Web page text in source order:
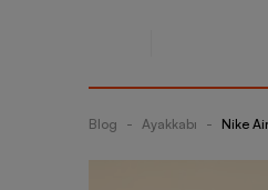
Blog - Ayakkabı - Nike